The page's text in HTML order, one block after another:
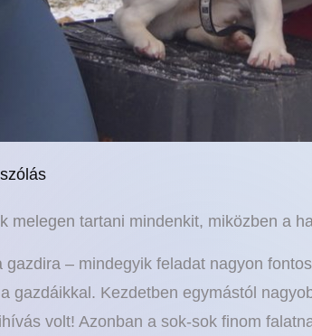
melegen tartani mindenkit, miközben a
– mindegyik feladat nagyon
gazdáikkal. Kezdetben egymástól
volt! Azonban a sok-sok finom